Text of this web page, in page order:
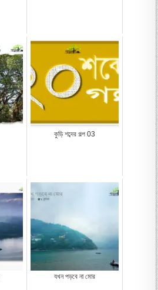
কুড়ি শব্দের গল্প 03
যখন পড়বে না মোর